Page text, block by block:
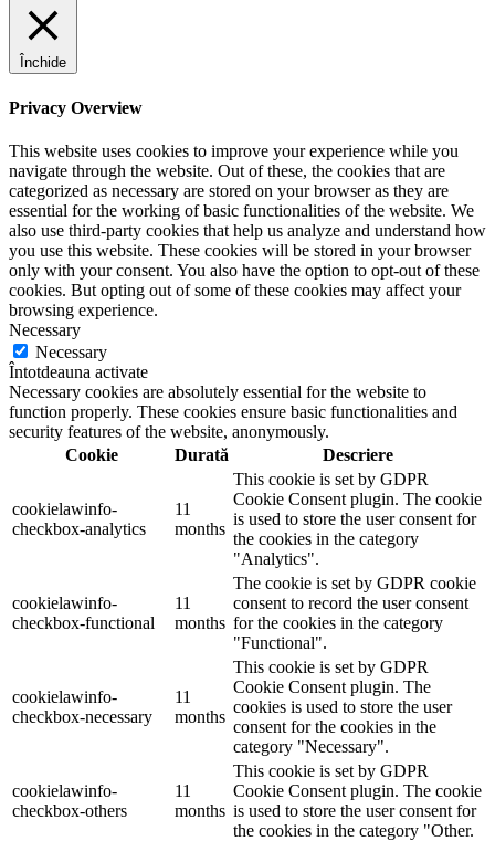
Închide
Privacy Overview
This website uses cookies to improve your experience while you
navigate through the website. Out of these, the cookies that are
categorized as necessary are stored on your browser as they are
essential for the working of basic functionalities of the website. We
also use third-party cookies that help us analyze and understand how
you use this website. These cookies will be stored in your browser
only with your consent. You also have the option to opt-out of these
cookies. But opting out of some of these cookies may affect your
browsing experience.
Necessary
Necessary
Întotdeauna activate
Necessary cookies are absolutely essential for the website to
function properly. These cookies ensure basic functionalities and
security features of the website, anonymously.
Cookie
Durată Descriere
cookielawinfo-
checkbox-analytics
11
months
This cookie is set by GDPR
Cookie Consent plugin. The cookie
is used to store the user consent for
the cookies in the category
"Analytics".
cookielawinfo-
checkbox-functional
11
months
The cookie is set by GDPR cookie
consent to record the user consent
for the cookies in the category
"Functional".
cookielawinfo-
checkbox-necessary
11
months
This cookie is set by GDPR
Cookie Consent plugin. The
cookies is used to store the user
consent for the cookies in the
category "Necessary".
cookielawinfo-
checkbox-others
11
months
This cookie is set by GDPR
Cookie Consent plugin. The cookie
is used to store the user consent for
the cookies in the category "Other.